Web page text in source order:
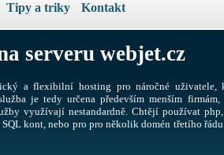
Tipy a triky Kontakt
serveru webjet.cz
a flexibilní hosting pro náročné uživatele,
je tedy určena především menším firmám,
využívají nestandardně. Chtějí používat
kont, nebo pro pro několik domén třetího